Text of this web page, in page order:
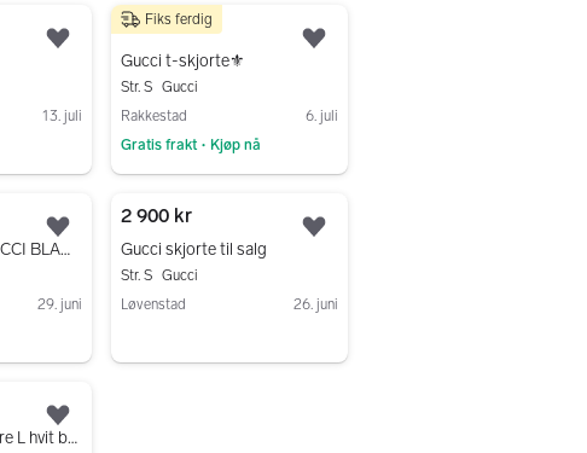
13. juli
Legg til som favoritt.
1 000 kr
Gucci t-skjorte⚜️
Str. S
Gucci
Rakkestad
6. juli
Gratis frakt • Kjøp nå
Fiks ferdig
T-SHIRT WITH GUCCI BLADE PRINT
29. juni
Legg til som favoritt.
2 900 kr
Gucci skjorte til salg
Str. S
Gucci
Løvenstad
26. juni
Gucci t-skjorte herre L hvit bomull